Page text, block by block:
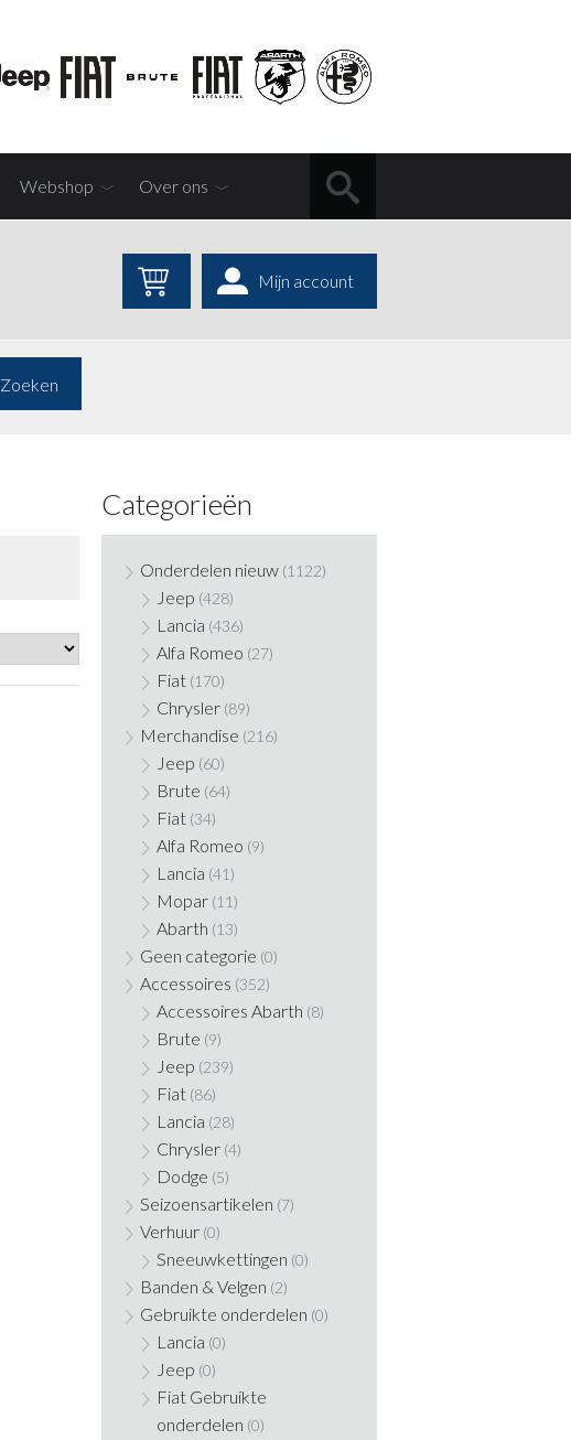
Webshop Over ons
Mijn account
Zoeken
Categorieën
Onderdelen nieuw (1122)
Jeep (428)
Lancia (436)
Alfa Romeo (27)
Fiat (170)
Chrysler (89)
Merchandise (216)
Jeep (60)
Brute (64)
Fiat (34)
Alfa Romeo (9)
Lancia (41)
Mopar (11)
Abarth (13)
Geen categorie (0)
Accessoires (352)
Accessoires Abarth (8)
Brute (9)
Jeep (239)
Fiat (86)
Lancia (28)
Chrysler (4)
Dodge (5)
Seizoensartikelen (7)
Verhuur (0)
Sneeuwkettingen (0)
Banden & Velgen (2)
Gebruikte onderdelen (0)
Lancia (0)
Jeep (0)
Fiat Gebruikte
onderdelen (0)